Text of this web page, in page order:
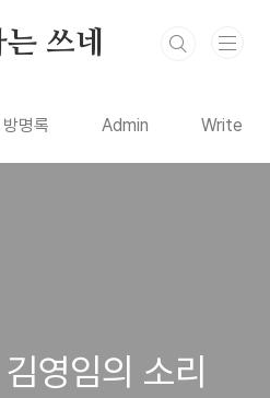
쓰네
방명록 Admin Write
영임의 소리